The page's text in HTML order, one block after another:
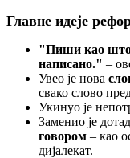
Главне идеје
"Пиши као што
написано." –
Увео је нова
свако слово
Укинуо је
Заменио је
говором – као
дијалекат.